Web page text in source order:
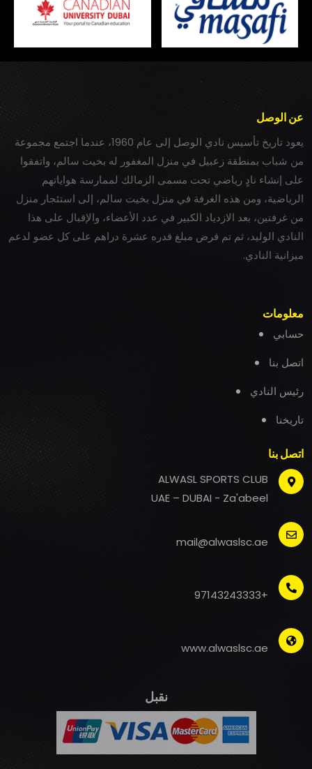
عن الوصل
يعود تاريخ تأسيس نادي الوصل إلى عام 1960، عندما اجتمع مجموعة
من شباب بمنطقة زعبيل في منزل المغفور له بخيت سالم، واتفقوا
على إنشاء نادٍ رياضي تحت مسمى الزمالك لممارسة هواياتهم
الرياضية، ومن هذه الغرفة في منزل بخيت سالم، إلى استئجار منزل
من غرفتين، بعد الازدياد الكبير في عدد الأعضاء، والإقبال على هذا
النادي الوليد، ثم تم فرض مبلغ قدره عشرة دراهم على كل عضو لدعم
ميزانية النادي.
معلومات
حسابي
اتصل بنا
رئيس النادي
تاريخنا
اتصل بنا
ALWASL SPORTS CLUB
UAE – DUBAI - Za'abeel
mail@alwaslsc.ae
+97143243333
www.alwaslsc.ae
نقبل